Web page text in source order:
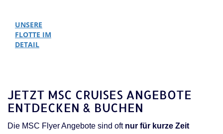
UNSERE
FLOTTE IM
DETAIL
JETZT MSC CRUISES ANGEBOTE
ENTDECKEN & BUCHEN
Die MSC Flyer Angebote sind oft nur für kurze Zeit